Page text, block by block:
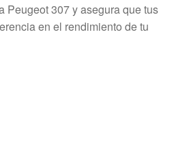
Peugeot 307 y asegura que tus
en el rendimiento de tu